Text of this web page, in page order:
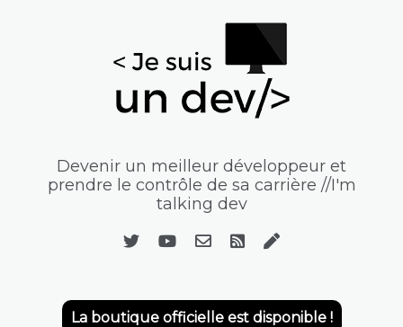
Devenir un meilleur développeur et
prendre le contrôle de sa carrière //I'm
talking dev
La boutique officielle est disponible !